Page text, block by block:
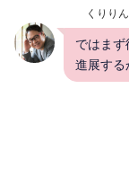
くりり
ではま
進展する